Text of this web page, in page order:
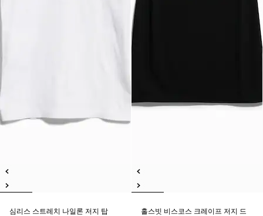
심리스 스트레치 나일론 저지 탑
홀스빗 비스코스 크레이프 저지 드